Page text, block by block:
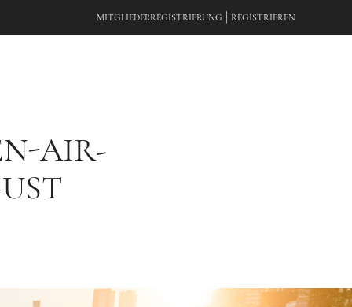
MITGLIEDERREGISTRIERUNG REGISTRIEREN
AIR-